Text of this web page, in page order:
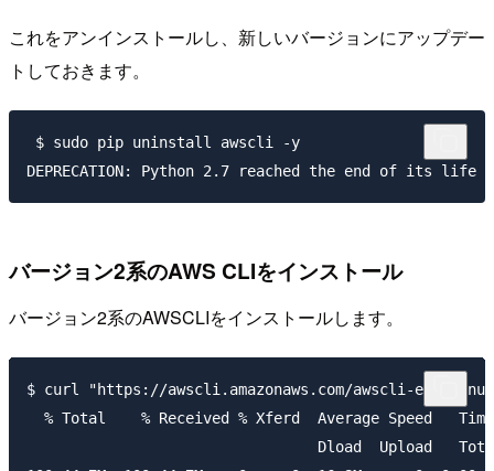
これをアンインストールし、新しいバージョンにアップデー
トしておきます。
$ sudo pip uninstall awscli -y
バージョン2系のAWS CLIをインストール
バージョン2系のAWSCLIをインストールします。
$ curl "https://awscli.amazonaws.com/awscli-exe-
% Total    % Received % Xferd  Average Speed
Dload  Upload